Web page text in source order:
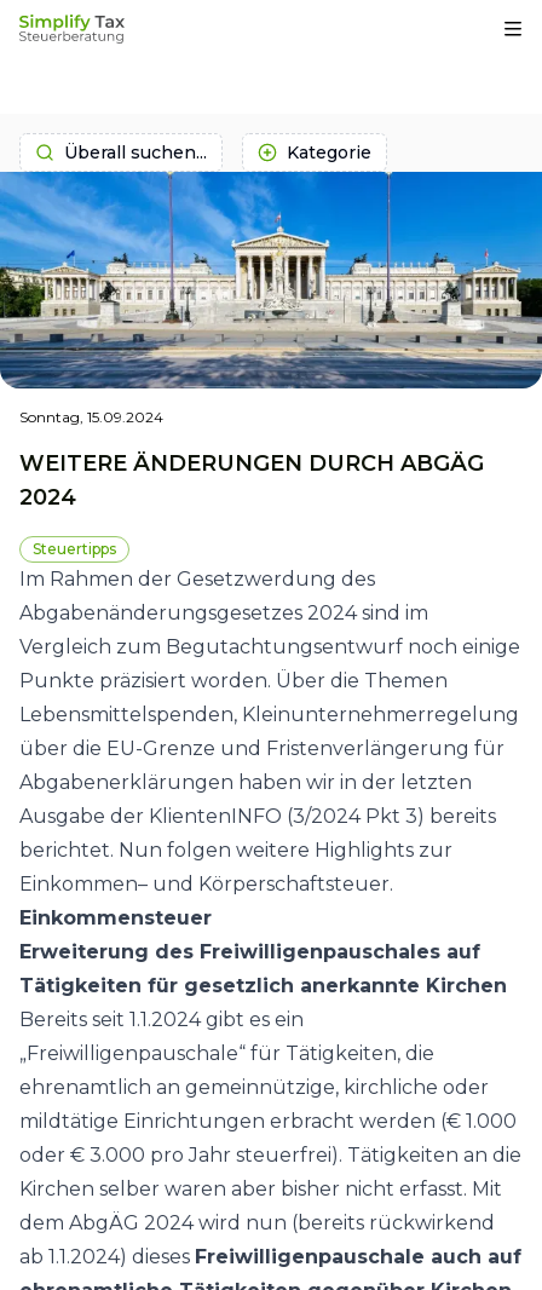
Überall suchen... Kategorie
Sonntag, 15.09.2024
WEITERE ÄNDERUNGEN DURCH ABGÄG
2024
Steuertipps
Im Rahmen der Gesetzwerdung des
Abgabenänderungsgesetzes 2024 sind im
Vergleich zum Begutachtungsentwurf noch einige
Punkte präzisiert worden. Über die Themen
Lebensmittelspenden, Kleinunternehmerregelung
über die EU-Grenze und Fristenverlängerung für
Abgabenerklärungen haben wir in der letzten
Ausgabe der KlientenINFO (3/2024 Pkt 3) bereits
berichtet. Nun folgen weitere Highlights zur
Einkommen– und Körperschaftsteuer.
Einkommensteuer
Erweiterung des Freiwilligenpauschales auf
Tätigkeiten für gesetzlich anerkannte Kirchen
Bereits seit 1.1.2024 gibt es ein
„Freiwilligenpauschale“ für Tätigkeiten, die
ehrenamtlich an gemeinnützige, kirchliche oder
mildtätige Einrichtungen erbracht werden (€ 1.000
oder € 3.000 pro Jahr steuerfrei). Tätigkeiten an die
Kirchen selber waren aber bisher nicht erfasst. Mit
dem AbgÄG 2024 wird nun (bereits rückwirkend
ab 1.1.2024) dieses Freiwilligenpauschale auch auf